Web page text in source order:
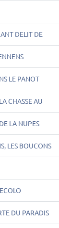
DELIT DE
LE PANOT
CHASSE AU
LA NUPES
LES BOUCONS
DU PARADIS